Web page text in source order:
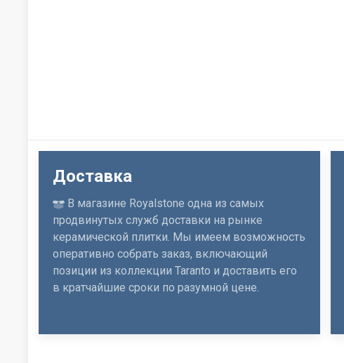
Доставка
В магазине Royalstone одна из самых
продвинутых служб доставки на рынке
керамической плитки. Мы имеем возможность
оперативно собрать заказ, включающий
позиции из коллекции Taranto и доставить его
в кратчайшие сроки по разумной цене.